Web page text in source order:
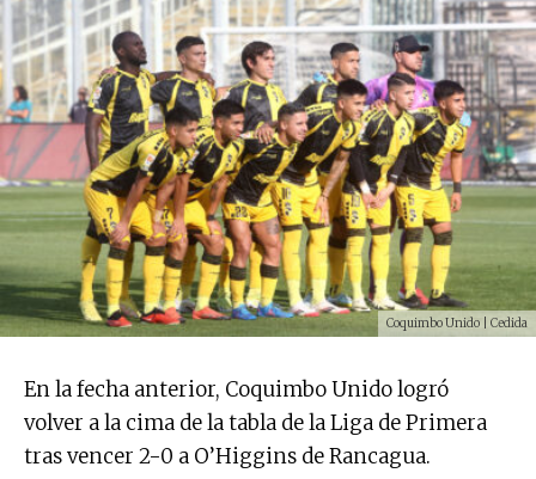
Coquimbo Unido | Cedida
En la fecha anterior, Coquimbo Unido logró
volver a la cima de la tabla de la Liga de Primera
tras vencer 2-0 a O’Higgins de Rancagua.